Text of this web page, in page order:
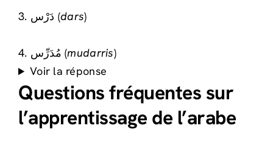
3. دَرْس (dars)
4. مُدَرِّس (mudarris)
Voir la réponse
Questions fréquentes sur
l’apprentissage de l’arabe